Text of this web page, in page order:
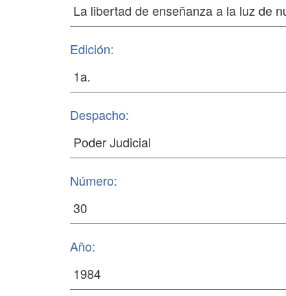
Edición:
Despacho:
Número:
Año: